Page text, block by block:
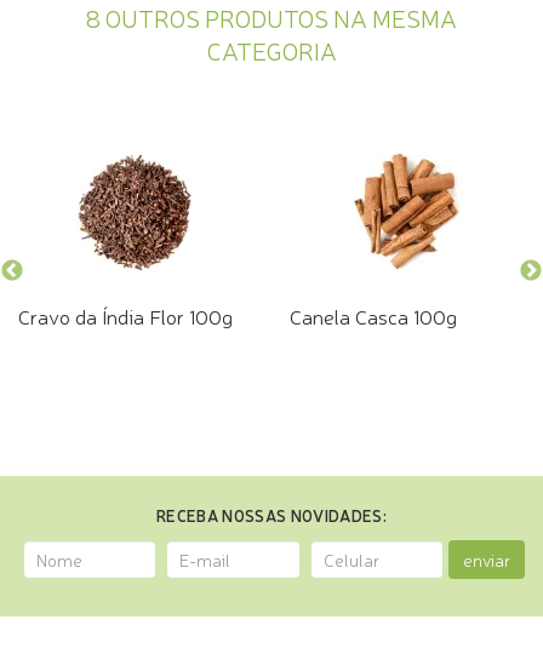
8 OUTROS PRODUTOS NA MESMA
CATEGORIA
Cravo da Índia Flor 100g Canela Casca 100g
RECEBA NOSSAS NOVIDADES:
enviar